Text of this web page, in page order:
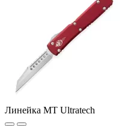
Линейка MT Ultratech